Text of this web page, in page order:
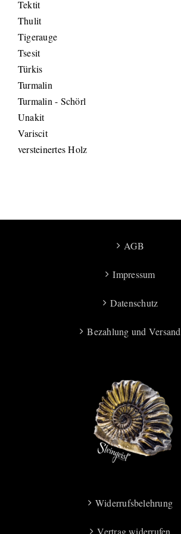
Tektit
Thulit
Tigerauge
Tsesit
Türkis
Turmalin
Turmalin - Schörl
Unakit
Variscit
versteinertes Holz
AGB
Impressum
Datenschutz
Bezahlung und Versand
Widerrufsbelehrung
Vertrag widerrufen